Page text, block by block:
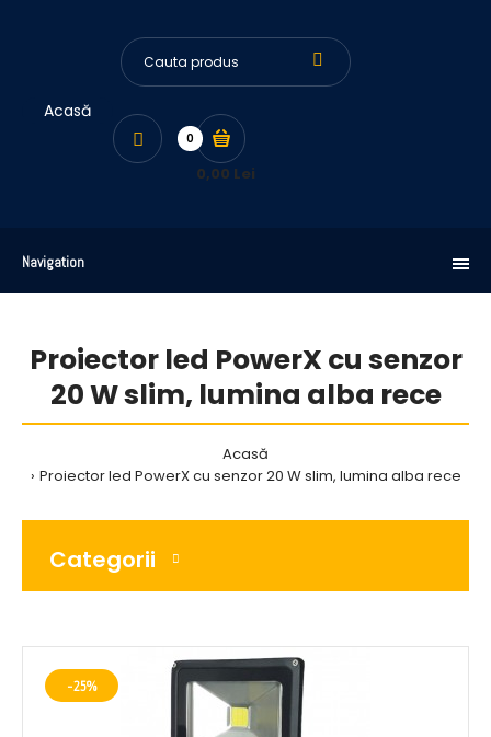
Acasă
0
0,00 Lei
Navigation
Proiector led PowerX cu senzor
20 W slim, lumina alba rece
Acasă
Proiector led PowerX cu senzor 20 W slim, lumina alba rece
Categorii
-25%